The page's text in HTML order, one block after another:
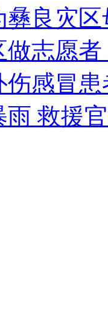
正
彝良灾
志愿
感冒
救援